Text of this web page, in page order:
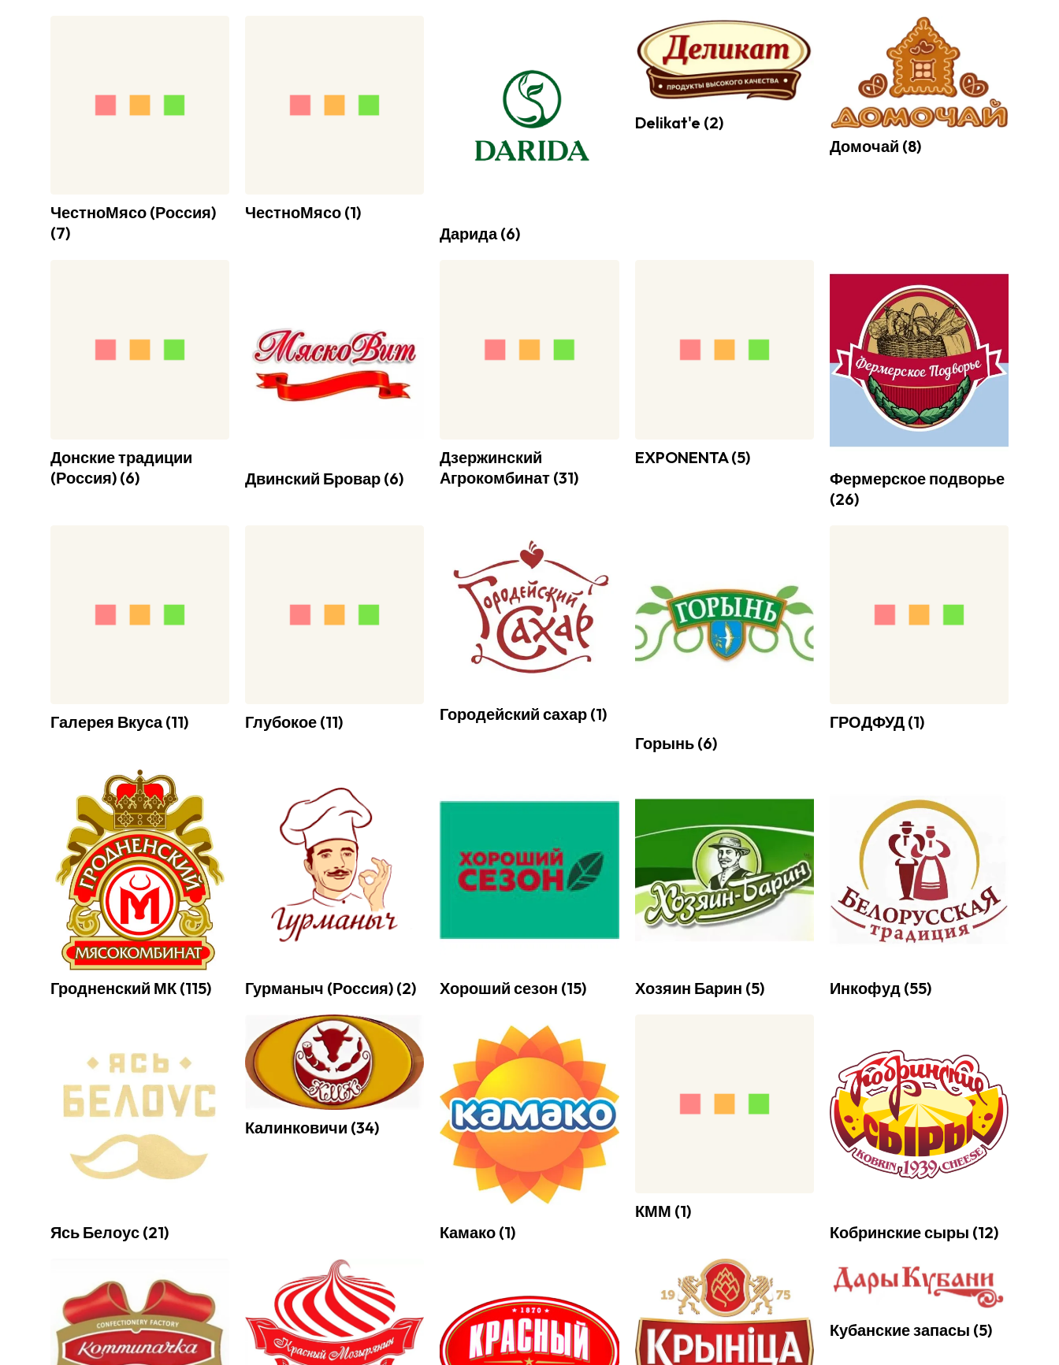
ЧестноМясо (Россия)
(7)
ЧестноМясо (1)
Дарида(6)
Delikat'e (2)
Домочай (8)
Донские традиции
(Россия) (6) Двинский Бровар (6)
Дзержинский
Агрокомбинат (31)
EXPONENTA(5)
Фермерское подворье
(26)
Галерея Вкуса(11) Глубокое (11) Городейский сахар (1)
Горынь(6)
ГРОДФУД(1)
Гродненский МК (115) Гурманыч (Россия) (2) Хороший сезон (15) Хозяин Барин (5) Инкофуд(55)
Ясь Белоус (21)
Калинковичи (34)
Камако (1)
КММ (1)
Кобринские сыры (12)
Кубанские запасы (5)